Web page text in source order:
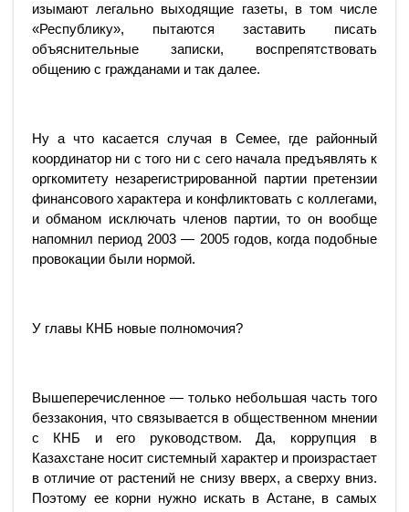
изымают легально выходящие газеты, в том числе
«Республику», пытаются заставить писать
объяснительные записки, воспрепятствовать
общению с гражданами и так далее.
Ну а что касается случая в Семее, где районный
координатор ни с того ни с сего начала предъявлять к
оргкомитету незарегистрированной партии претензии
финансового характера и конфликтовать с коллегами,
и обманом исключать членов партии, то он вообще
напомнил период 2003 — 2005 годов, когда подобные
провокации были нормой.
У главы КНБ новые полномочия?
Вышеперечисленное — только небольшая часть того
беззакония, что связывается в общественном мнении
с КНБ и его руководством. Да, коррупция в
Казахстане носит системный характер и произрастает
в отличие от растений не снизу вверх, а сверху вниз.
Поэтому ее корни нужно искать в Астане, в самых